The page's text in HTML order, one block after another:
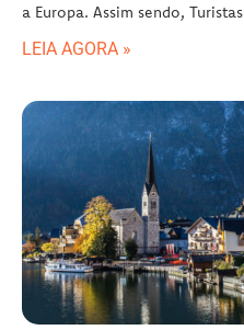
a Europa. Assim sendo, Turistas
LEIA AGORA »